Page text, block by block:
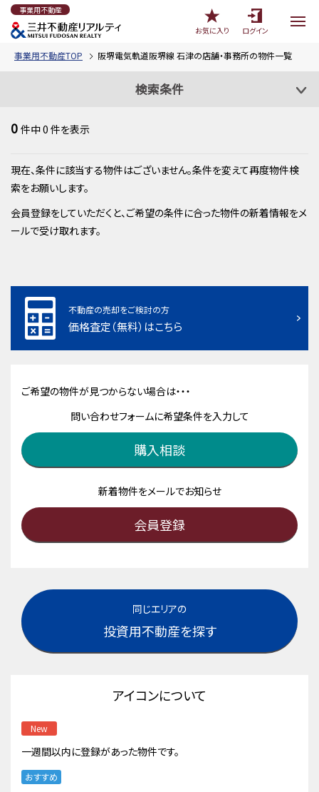
事業用不動産
お気に入り
ログイン
事業用不動産TOP 阪堺電気軌道阪堺線 石津の店舗・事務所の物件一覧
検索条件
0 件中0 件を表示
現在、条件に該当する物件はございません。条件を変えて再度物件検
索をお願いします。
会員登録をしていただくと、ご希望の条件に合った物件の新着情報をメ
ールで受け取れます。
不動産の売却をご検討の方
価格査定（無料）はこちら
ご希望の物件が見つからない場合は・・・
問い合わせフォームに希望条件を入力して
購入相談
新着物件をメールでお知らせ
会員登録
同じエリアの
投資用不動産を探す
アイコンについて
New
一週間以内に登録があった物件です。
おすすめ